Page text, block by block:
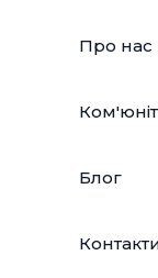
Про нас
Блог